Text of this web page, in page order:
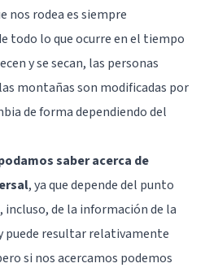
nos rodea es siempre
todo lo que ocurre en el tiempo
y se secan, las personas
montañas son modificadas por
de forma dependiendo del
saber acerca de
, ya que depende del punto
incluso, de la información de la
puede resultar relativamente
si nos acercamos podemos